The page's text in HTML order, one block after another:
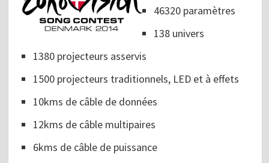
46320 paramètres
138 univers
1380 projecteurs asservis
1500 projecteurs traditionnels, LED et à effets
10kms de câble de données
12kms de câble multipaires
6kms de câble de puissance